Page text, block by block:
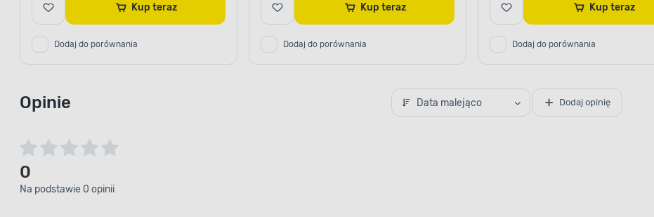
Kup teraz
Dodaj do porównania
Kup teraz
Dodaj do porównania
Kup teraz
Dodaj do porównania
Opinie Data malejąco Dodaj opinię
0
Na podstawie 0 opinii